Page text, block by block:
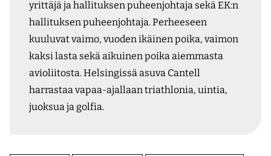
yrittäjä ja hallituksen puheenjohtaja sekä EK:n
hallituksen puheenjohtaja. Perheeseen
kuuluvat vaimo, vuoden ikäinen poika, vaimon
kaksi lasta sekä aikuinen poika aiemmasta
avioliitosta. Helsingissä asuva Cantell
harrastaa vapaa-ajallaan triathlonia, uintia,
juoksua ja golfia.